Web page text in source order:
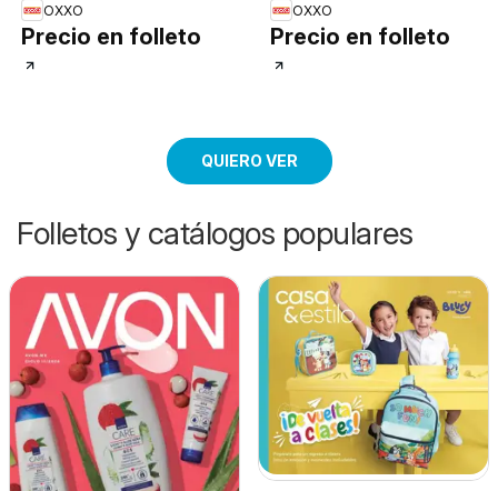
OXXO
Precio en folleto
OXXO
Precio en folleto
QUIERO VER
Folletos y catálogos populares